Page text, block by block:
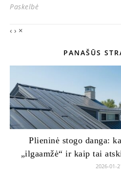
Paskelbė
‹ › ×
PANAŠŪS
Plieninė stogo danga:
„ilgaamžė“ ir kaip tai
2026-01-